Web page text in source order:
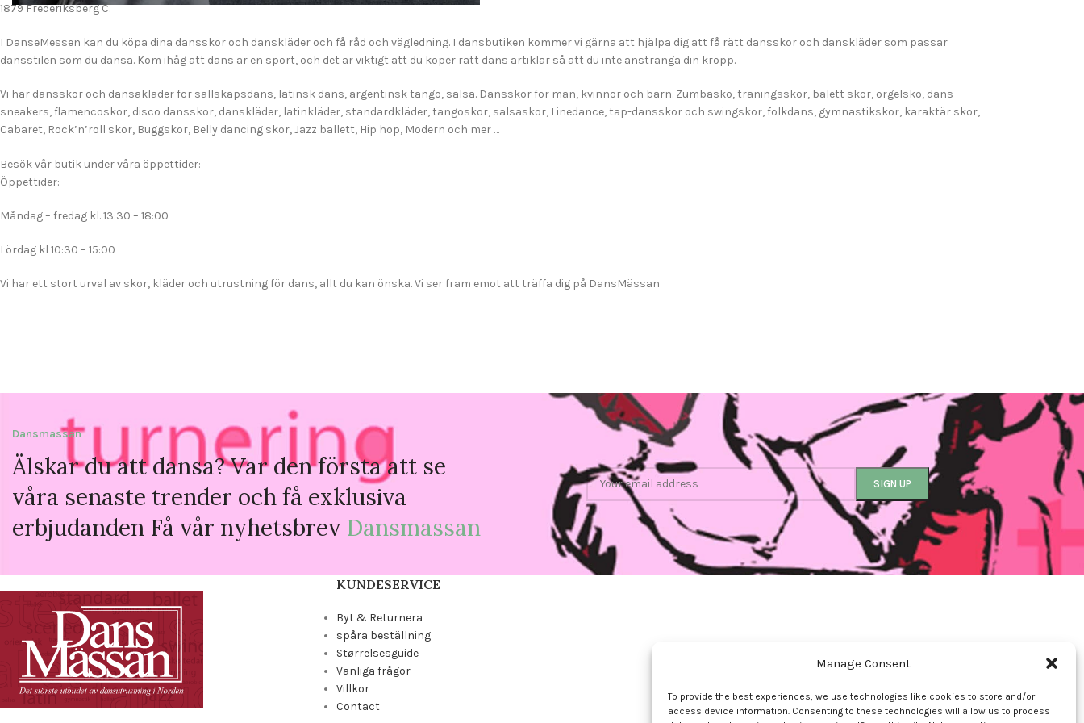
Manage Consent
To provide the best experiences, we use technologies like cookies to store and/or
access device information. Consenting to these technologies will allow us to process
1879 Frederiksberg C.
I DanseMessen kan du köpa dina dansskor och danskläder och få råd och vägledning. I dansbutiken kommer vi gärna att hjälpa dig att få rätt dansskor och danskläder som passar
dansstilen som du dansa. Kom ihåg att dans är en sport, och det är viktigt att du köper rätt dans artiklar så att du inte anstränga din kropp.
Vi har dansskor och dansakläder för sällskapsdans, latinsk dans, argentinsk tango, salsa. Dansskor för män, kvinnor och barn. Zumbasko, träningsskor, balett skor, orgelsko, dans
sneakers, flamencoskor, disco dansskor, danskläder, latinkläder, standardkläder, tangoskor, salsaskor, Linedance, tap-dansskor och swingskor, folkdans, gymnastikskor, karaktär skor,
Cabaret, Rock’n’roll skor, Buggskor, Belly dancing skor, Jazz ballett, Hip hop, Modern och mer …
Besök vår butik under våra öppettider:
Öppettider:
Måndag – fredag ​​kl. 13:30 – 18:00
Lördag kl 10:30 – 15:00
Vi har ett stort urval av skor, kläder och utrustning för dans, allt du kan önska. Vi ser fram emot att träffa dig på DansMässan
Dansmassan
Älskar du att dansa? Var den första att se
våra senaste trender och få exklusiva
erbjudanden Få vår nyhetsbrev Dansmassan
KUNDESERVICE
Byt & Returnera
spåra beställning
Størrelsesguide
Vanliga frågor
Villkor
Contact